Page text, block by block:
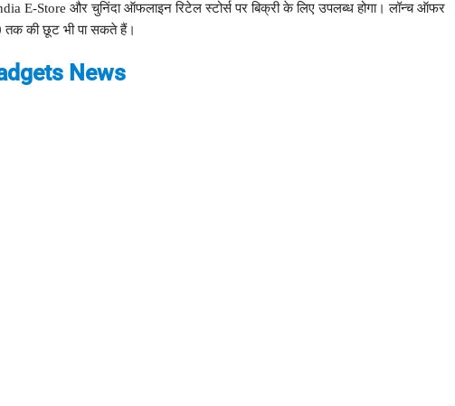
E-Store और चुनिंदा ऑफलाइन रिटेल स्टोर्स पर बिक्री के लिए उपलब्ध होगा। लॉन्च ऑफर
तक की छूट भी पा सकते हैं।
News